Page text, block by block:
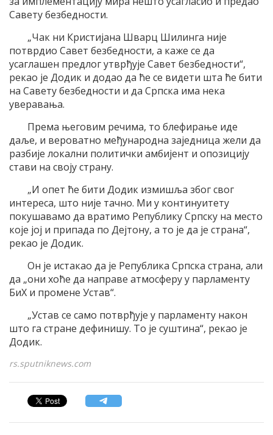
Савету безбедности.
„Чак ни Кристијана Шварц Шилинга није
потврдио Савет безбедности, а каже се да
усаглашен предлог утврђује Савет безбедности“,
рекао је Додик и додао да ће се видети шта ће бити
на Савету безбедности и да Српска има нека
уверавања.
Према његовим речима, то блефирање иде
даље, и вероватно међународна заједница жели да
разбије локални политички амбијент и опозицију
стави на своју страну.
„И опет ће бити Додик измишља због свог
интереса, што није тачно. Ми у континуитету
покушавамо да вратимо Републику Српску на место
које јој и припада по Дејтону, а то је да је страна“,
рекао је Додик.
Он је истакао да је Република Српска страна, али
да „они хоће да направе атмосферу у парламенту
БиХ и промене Устав“.
„Устав се само потврђује у парламенту након
што га стране дефинишу. То је суштина“, рекао је
Додик.
rs.sputniknews.com